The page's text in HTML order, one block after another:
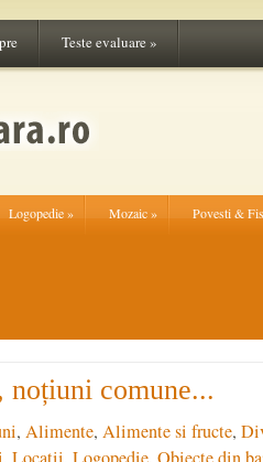
Teste evaluare»
Logopedie» Mozaic» Povesti &
comune...
, Alimente, Alimente si fructe,